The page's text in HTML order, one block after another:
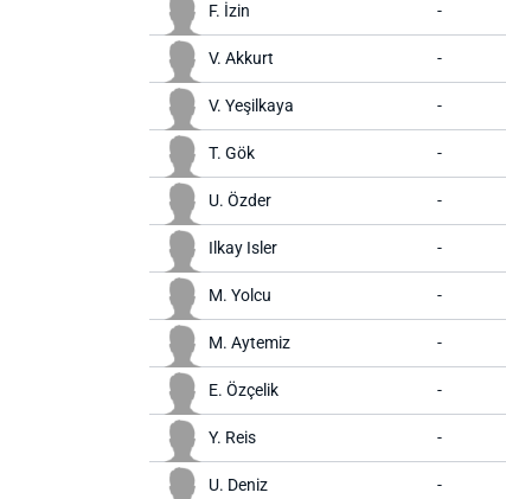
F. İzin -
V. Akkurt -
V. Yeşilkaya -
T. Gök -
U. Özder -
Ilkay Isler -
M. Yolcu -
M. Aytemiz -
E. Özçelik -
Y. Reis -
U. Deniz -